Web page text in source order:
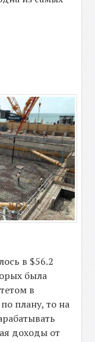
в $56.2
была
в
плану, то на
доходы от